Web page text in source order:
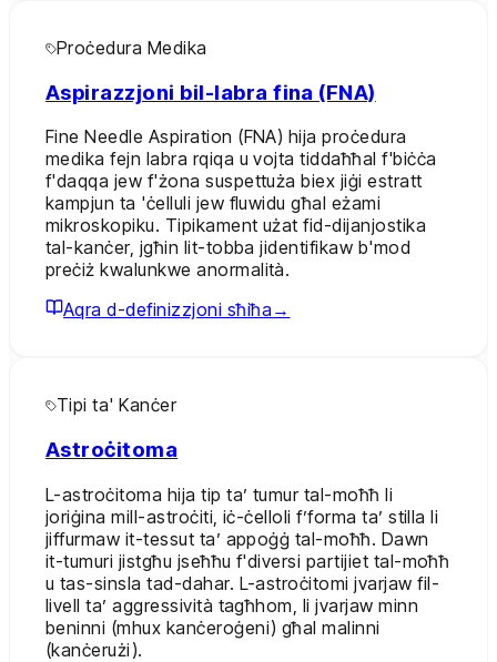
Proċedura Medika
Aspirazzjoni bil-labra fina (FNA)
Fine Needle Aspiration (FNA) hija proċedura
medika fejn labra rqiqa u vojta tiddaħħal f'biċċa
f'daqqa jew f'żona suspettuża biex jiġi estratt
kampjun ta 'ċelluli jew fluwidu għal eżami
mikroskopiku. Tipikament użat fid-dijanjostika
tal-kanċer, jgħin lit-tobba jidentifikaw b'mod
preċiż kwalunkwe anormalità.
Aqra d-definizzjoni sħiħa →
Tipi ta' Kanċer
Astroċitoma
L-astroċitoma hija tip ta’ tumur tal-moħħ li
joriġina mill-astroċiti, iċ-ċelloli f’forma ta’ stilla li
jiffurmaw it-tessut ta’ appoġġ tal-moħħ. Dawn
it-tumuri jistgħu jseħħu f'diversi partijiet tal-moħħ
u tas-sinsla tad-dahar. L-astroċitomi jvarjaw fil-
livell ta’ aggressività tagħhom, li jvarjaw minn
beninni (mhux kanċeroġeni) għal malinni
(kanċerużi).